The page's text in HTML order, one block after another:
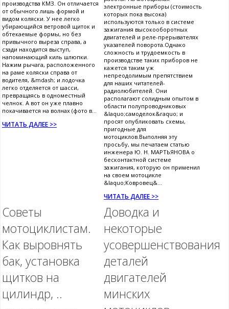
производства КМЗ. Он отличается
от обычного лишь формой и
видом коляски. У нее легко
убирающийся ветровой щиток и
обтекаемые формы, но без
привычного выреза справа, а
сзади находится выступ,
напоминающий киль шлюпки.
Нажим рычага, расположенного
на раме коляски справа от
водителя, &mdash; и лодочка
легко отделяется от шасси,
превращаясь в одноместный
челнок. А вот он уже плавно
покачивается на волнах (фото в...
ЧИТАТЬ ДАЛЕЕ >>
электронные приборы (стоимость
которых пока высока)
используются только в системе
зажигания высокооборотных
двигателей и реле-прерывателях
указателей поворота.Однако
сложность и трудоемкость в
производстве таких приборов не
кажется таким уж
непреодолимым препятствием
для наших читателей-
радиолюбителей. Они
располагают солидным опытом в
области полупроводниковых
&laquo;самоделок&raquo; и
просят опубликовать схемы,
пригодные для
мотоциклов.Выполняя эту
просьбу, мы печатаем статью
инженера Ю. Н. МАРТЬЯНОВА о
бесконтактной системе
зажигания, которую он применил
на своем мотоцикле
&laquo;Ковровец&...
ЧИТАТЬ ДАЛЕЕ >>
Советы
мотоциклистам.
Как выровнять
бак, установка
щитков на
цилиндр, ..
Доводка и
некоторые
усовершенствования
деталей
двигателей
минских